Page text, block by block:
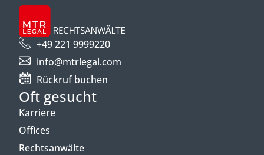
+49 221 9999220
info@mtrlegal.com
Rückruf buchen
Oft gesucht
Karriere
Offices
Rechtsanwälte